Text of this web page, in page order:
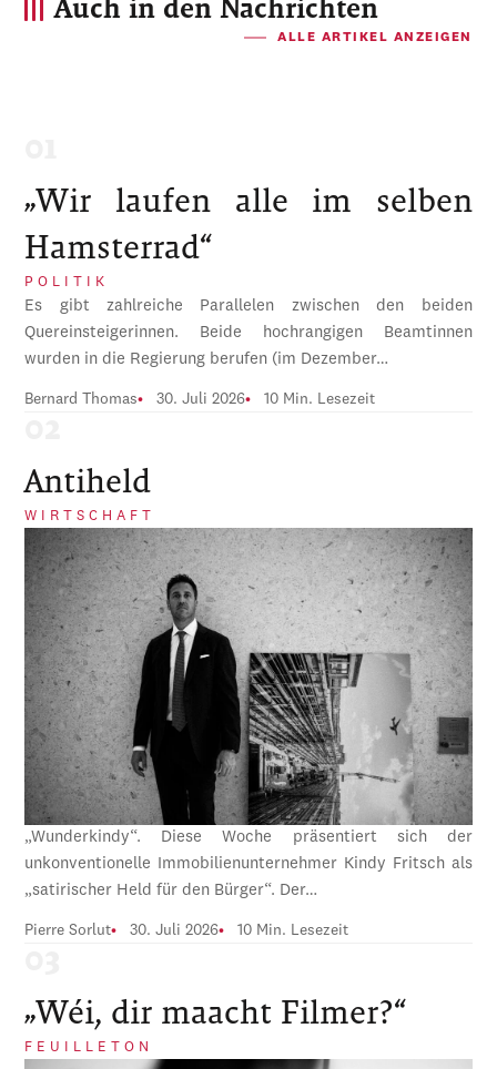
Auch in den Nachrichten
ALLE ARTIKEL ANZEIGEN
„Wir laufen alle im selben
Hamsterrad“
POLITIK
Es gibt zahlreiche Parallelen zwischen den beiden
Quereinsteigerinnen. Beide hochrangigen Beamtinnen
wurden in die Regierung berufen (im Dezember…
Bernard Thomas 30. Juli 2026 10 Min. Lesezeit
Antiheld
WIRTSCHAFT
„Wunderkindy“. Diese Woche präsentiert sich der
unkonventionelle Immobilienunternehmer Kindy Fritsch als
„satirischer Held für den Bürger“. Der…
Pierre Sorlut 30. Juli 2026 10 Min. Lesezeit
„Wéi, dir maacht Filmer?“
FEUILLETON